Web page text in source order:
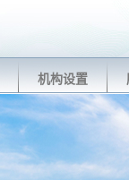
机构设置